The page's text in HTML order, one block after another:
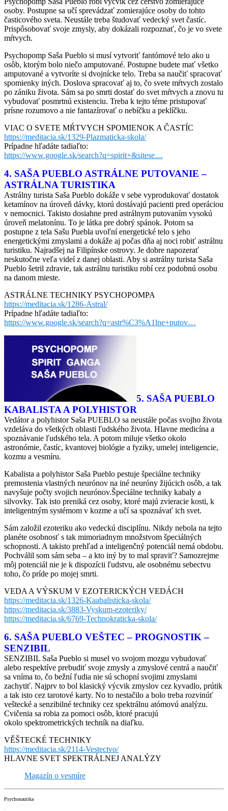
osoby. Postupne sa učí sprevádzať zomierajúce osoby do tohto
časticového sveta. Neustále treba študovať vedecký svet častíc.
Prispôsobovať svoje zmysly, aby dokázali rozpoznať, čo je vo svete
mŕtvych.
Psychopomp Saša Pueblo si musí vytvoriť fantómové telo ako u
osôb, ktorým bolo niečo amputované. Postupne budete mať všetko
amputované a vytvoríte si dvojnícke telo. Treba sa naučiť spracovať
spomienky iných. Doslova spracovať aj to, čo svete mŕtvych zostalo
po zániku života. Sám sa po smrti dostať do svet mŕtvych a znovu tu
vybudovať posmrtnú existenciu. Treba k tejto téme pristupovať
prísne rozumovo a nie fantazírovať o nebíčku a peklíčku.
VIAC O SVETE MŔTVYCH SPOMIENOK A ČASTÍC
https://meditacia.sk/1329-Plazmaticka-skola/
Prípadne hľadáte tadiaľto:
https://www.google.sk/search?q=spirit+&sitese…
4. SAŠA PUEBLO ASTRÁLNE PUTOVANIE –
ASTRÁLNA TURISTIKA
Astrálny turista Saša Pueblo dokáže v sebe vyprodukovať dostatok
ketamínov na úroveň dávky, ktorú dostávajú pacienti pred operáciou
v nemocnici. Takisto dosiahne pred astrálnym putovaním vysokú
úroveň melatonínu. To je látka pre dobrý spánok. Potom sa
postupne z tela Sašu Puebla uvoľní energetické telo s jeho
energetickými zmyslami a dokáže aj počas dňa aj noci robiť astrálnu
turistiku. Najradšej na Filipínske ostrovy. Je dobre napozerať
neskutočne veľa videí z danej oblasti. Aby si astrálny turista Saša
Pueblo šetril zdravie, tak astrálnu turistiku robí cez podobnú osobu
na danom mieste.
ASTRÁLNE TECHNIKY PSYCHOPOMPA
https://meditacia.sk/1286-Astral/
Prípadne hľadáte tadiaľto:
https://www.google.sk/search?q=astr%C3%A1lne+putov…
5. SAŠA PUEBLO
KABALISTA A POLYHISTOR
Vedátor a polyhistor Saša PUEBLO sa neustále počas svojho života
vzdeláva do všetkých oblasti ľudského života. Hlavne medicína a
spoznávanie ľudského tela. A potom miluje všetko okolo
astronómie, častíc, kvantovej biológie a fyziky, umelej inteligencie,
kozmu a vesmíru.
Kabalista a polyhistor Saša Pueblo pestuje špeciálne techniky
premostenia vlastných neurónov na iné neuróny žijúcich osôb, a tak
navyšuje počty svojich neurónov.Špeciálne techniky kabaly a
silvovky. Tak isto preniká cez osoby, ktoré majú zvieracie kosti, k
inteligentným systémom v kozme a učí sa spoznávať ich svet.
Sám založil ezoteriku ako vedeckú disciplínu. Nikdy nebola na tejto
planéte osobnosť s tak mimoriadnym množstvom špeciálných
schopnosti. A takisto prehľad a inteligenčný potenciál nemá obdobu.
Pochválil som sám seba – a kto iný by to mal spraviť? Samozrejme
môj potenciál nie je k dispozícii ľudstvu, ale osobnému sebectvu
toho, čo príde po mojej smrti.
VEDA A VÝSKUM V EZOTERICKÝCH VEDÁCH
https://meditacia.sk/1326-Kaabalisticka-skola/
https://meditacia.sk/3883-Vyskum-ezoteriky/
https://meditacia.sk/6769-Technokraticka-skola/
6. SAŠA PUEBLO VEŠTEC – PROGNOSTIK –
SENZIBIL
SENZIBIL Saša Pueblo si musel vo svojom mozgu vybudovať
alebo respektíve prebudiť svoje zmysly a zmyslové centrá a naučiť
sa vníma to, čo bežní ľudia nie sú schopní svojimi zmyslami
zachytiť. Najprv to bol klasický výcvik zmyslov cez kyvadlo, prútik
a tak isto cez tarotové karty. No to nestačilo a bolo treba rozvinúť
veštecké a senzibilné techniky cez spektrálnu atómovú analýzu.
Cvičenia sa robia za pomoci osôb, ktoré pracujú
okolo spektrometrických techník na diaľku.
VĚŠTECKÉ TECHNIKY
https://meditacia.sk/2114-Vestectvo/
HLAVNE SVET SPEKTRÁLNEJ ANALÝZY
Magazín o vesmíre
Psychonautika